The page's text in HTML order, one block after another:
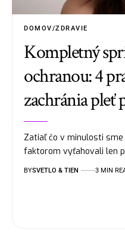
DOMOV/ZDRAVIE
Kompletný
ochranou: 4
zachránia pleť
Zatiaľ čo v minulosti
faktorom vyťahovali len
BYSVETLO & TIEN 3 MIN